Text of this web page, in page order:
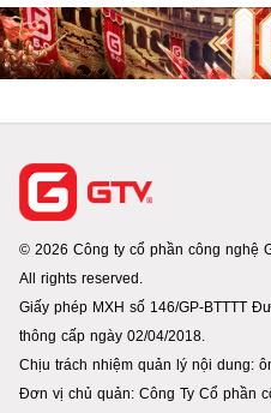
© 2026 Công ty cổ phần công nghệ
All rights reserved.
Giấy phép MXH số 146/GP-BTTTT
thông cấp ngày 02/04/2018.
Chịu trách nhiệm quản lý nội dung:
Đơn vị chủ quản: Công Ty Cổ phần